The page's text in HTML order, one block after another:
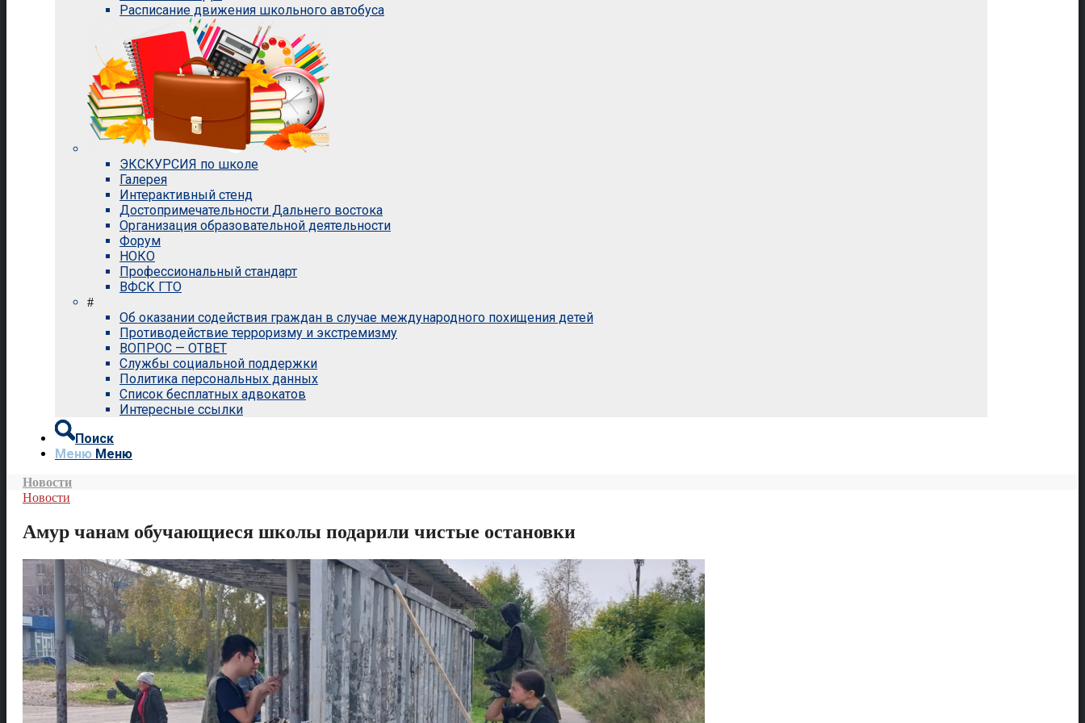
Расписание движения школьного автобуса
ЭКСКУРСИЯ по школе
Галерея
Интерактивный стенд
Достопримечательности Дальнего востока
Организация образовательной деятельности
Форум
НОКО
Профессиональный стандарт
ВФСК ГТО
#
Об оказании содействия граждан в случае международного похищения детей
Противодействие терроризму и экстремизму
ВОПРОС — ОТВЕТ
Службы социальной поддержки
Политика персональных данных
Список бесплатных адвокатов
Интересные ссылки
Поиск
Меню Меню
Новости
Новости
Амур чанам обучающиеся школы подарили чистые остановки